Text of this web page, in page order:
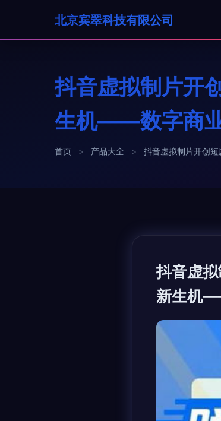
北京宾翠科技有限公司
抖音虚拟制片开
生机——数字商业
首页 > 产品大全 > 抖音虚拟制片开创
抖音虚
新生机